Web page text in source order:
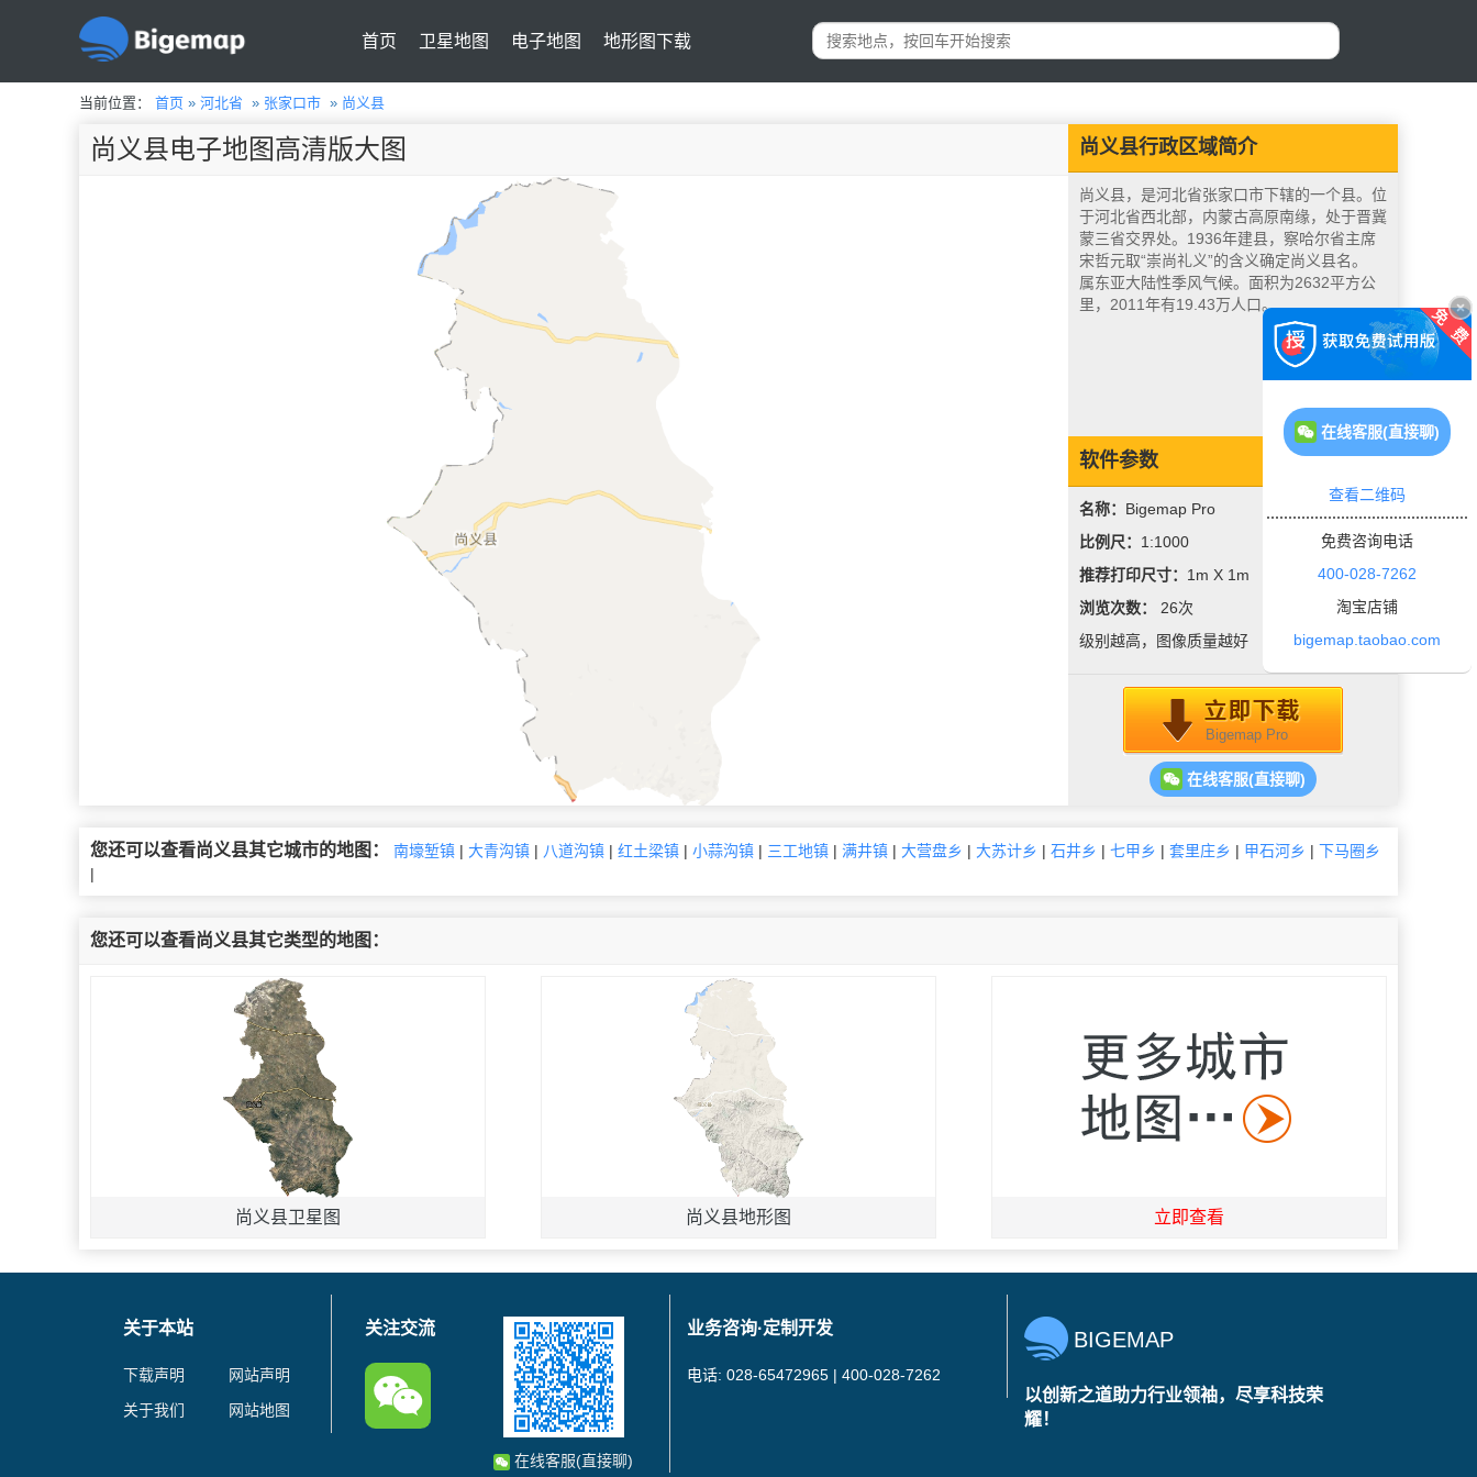
首页 卫星地图 电子地图 地形图下载
当前位置： 首页 » 河北省 » 张家口市 » 尚义县
尚义县行政区域简介
尚义县，是河北省张家口市下辖的一个县。位
于河北省西北部，内蒙古高原南缘，处于晋冀
蒙三省交界处。1936年建县，察哈尔省主席
宋哲元取“崇尚礼义”的含义确定尚义县名。
属东亚大陆性季风气候。面积为2632平方公
里，2011年有19.43万人口。
软件参数
名称： Bigemap Pro
比例尺： 1:1000
推荐打印尺寸： 1m X 1m
浏览次数： 26次
级别越高，图像质量越好
Bigemap Pro
在线客服(直接聊)
尚义县电子地图高清版大图
您还可以查看尚义县其它城市的地图： 南壕堑镇 | 大青沟镇 | 八道沟镇 | 红土梁镇 | 小蒜沟镇 | 三工地镇 | 满井镇 | 大营盘乡 | 大苏计乡 | 石井乡 | 七甲乡 | 套里庄乡 | 甲石河乡 | 下马圈乡
|
您还可以查看尚义县其它类型的地图：
尚义县卫星图 尚义县地形图 立即查看
关于本站
下载声明
网站声明
关于我们
网站地图
关注交流
在线客服(直接聊)
业务咨询·定制开发
电话: 028-65472965 | 400-028-7262
BIGEMAP
以创新之道助力行业领袖，尽享科技荣
耀！
在线客服(直接聊)
查看二维码
免费咨询电话
400-028-7262
淘宝店铺
bigemap.taobao.com